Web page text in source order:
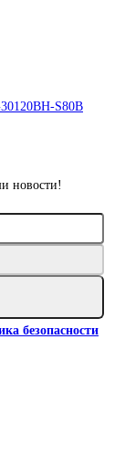
S80B
новости!
безопасности